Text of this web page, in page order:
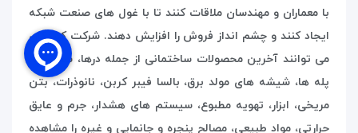
با معماران و مهندسان ملاقات کنند تا با غول های صنعت شبکه
ایجاد کنند و چشم انداز فروش را افزایش دهند. شرکت کنندگان
می توانند آخرین محصولات ساختمانی از جمله درها، سقف ها،
پله ها، شیشه های مولد برق، بالسا فیبر کربن، نانوذرات، بتن
مریخی، ابزار، تهویه مطبوع، سیستم های هشدار، جرم و عایق
حرارتی، مواد طبیعی، مصالح پنجره و جانمایی و غیره را مشاهده